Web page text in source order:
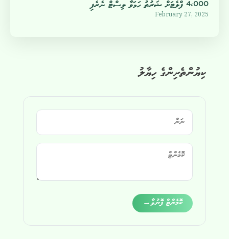
ކިޔުންތެރިންގެ ހިޔާލު
ކޮމެންޓް ފޮނުވާ→
4،000 ފްލެޓަށް ޝަރުތު ހަމަވާ ލިސްޓް ނެރެފި
February 27, 2025